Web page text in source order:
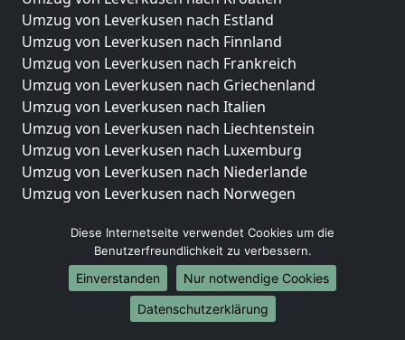
Umzug von Leverkusen nach Estland
Umzug von Leverkusen nach Finnland
Umzug von Leverkusen nach Frankreich
Umzug von Leverkusen nach Griechenland
Umzug von Leverkusen nach Italien
Umzug von Leverkusen nach Liechtenstein
Umzug von Leverkusen nach Luxemburg
Umzug von Leverkusen nach Niederlande
Umzug von Leverkusen nach Norwegen
Umzüge-Deutschlandweit
Umzug von Leverkusen nach Berlin
Umzug von Leverkusen nach Hamburg
Umzug von Leverkusen nach München
Umzug von Leverkusen nach Köln
Diese Internetseite verwendet Cookies um die
Benutzerfreundlichkeit zu verbessern.
Einverstanden
Nur notwendige Cookies
Datenschutzerklärung